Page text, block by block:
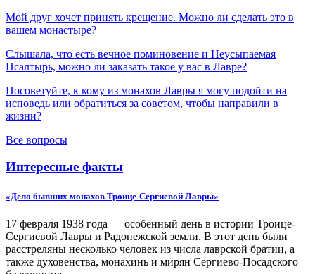
Мой друг хочет принять крещение. Можно ли сделать это в
вашем монастыре?
Слышала, что есть вечное поминовение и Неусыпаемая
Псалтырь, можно ли заказать такое у вас в Лавре?
Посоветуйте, к кому из монахов Лавры я могу подойти на
исповедь или обратиться за советом, чтобы направили в
жизни?
Все вопросы
Интересные факты
«Дело бывших монахов Троице-Сергиевой Лавры»
17 февраля 1938 года — особенный день в истории Троице-
Сергиевой Лавры и Радонежской земли. В этот день были
расстреляны несколько человек из числа лаврской братии, а
также духовенства, монахинь и мирян Сергиево-Посадского